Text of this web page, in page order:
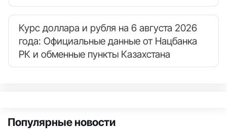
Курс доллара и рубля на 6 августа 2026
года: Официальные данные от Нацбанка
РК и обменные пункты Казахстана
Популярные новости